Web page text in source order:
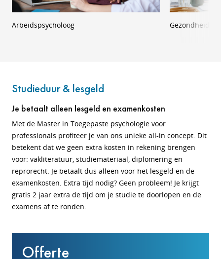
Arbeidspsycholoog
Studieduur & lesgeld
Je betaalt alleen lesgeld en examenkosten
Met de Master in Toegepaste psychologie voor
professionals profiteer je van ons unieke all-in concept. Dit
betekent dat we geen extra kosten in rekening brengen
voor: vakliteratuur, studiemateriaal, diplomering en
reprorecht. Je betaalt dus alleen voor het lesgeld en de
examenkosten. Extra tijd nodig? Geen probleem! Je krijgt
gratis 2 jaar extra de tijd om je studie te doorlopen en de
examens af te ronden.
Offerte